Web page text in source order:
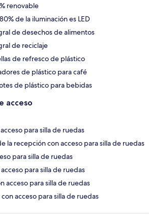
renovable
de la iluminación es LED
de desechos de alimentos
de reciclaje
de refresco de plástico
de plástico para café
de plástico para bebidas
acceso
para silla de ruedas
la recepción con acceso para silla de ruedas
para silla de ruedas
para silla de ruedas
acceso para silla de ruedas
acceso para silla de ruedas